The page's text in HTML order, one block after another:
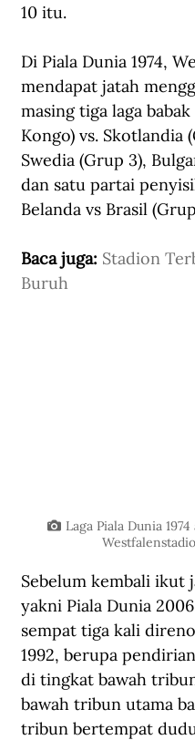
10 itu.
Di Piala Dunia 1974,
mendapat jatah
masing tiga laga
Kongo) vs. Skotlandia
Swedia (Grup 3),
dan satu partai
Belanda vs Brasil
Baca juga: Stadion
Buruh
Laga Piala Dunia
Sebelum kembali ikut
yakni Piala Dunia
sempat tiga kali
1992, berupa
di tingkat bawah
bawah tribun utama
tribun bertempat